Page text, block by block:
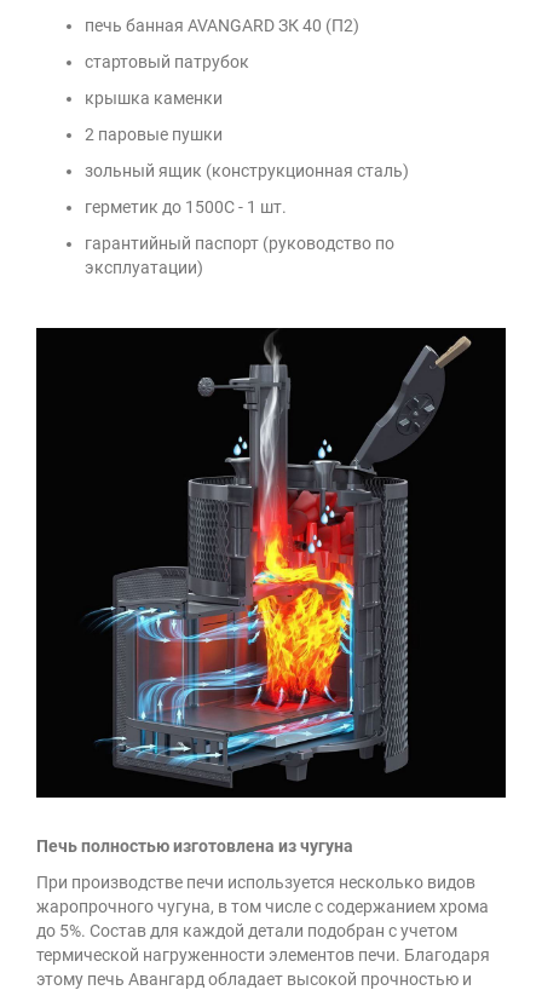
печь банная AVANGARD ЗК 40 (П2)
стартовый патрубок
крышка каменки
2 паровые пушки
зольный ящик (конструкционная сталь)
герметик до 1500С - 1 шт.
гарантийный паспорт (руководство по
эксплуатации)
Печь полностью изготовлена из чугуна
При производстве печи используется несколько видов
жаропрочного чугуна, в том числе с содержанием хрома
до 5%. Состав для каждой детали подобран с учетом
термической нагруженности элементов печи. Благодаря
этому печь Авангард обладает высокой прочностью и